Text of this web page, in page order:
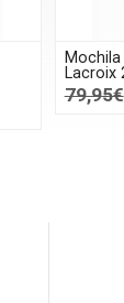
Mochila
Lacroix
79,95€